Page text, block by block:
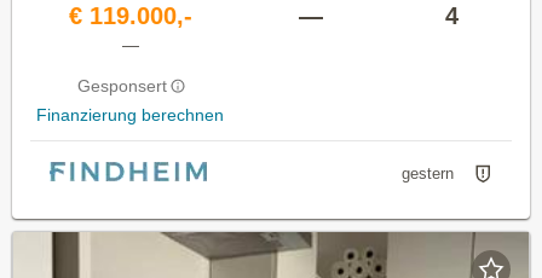
€ 119.000,-
—
Gesponsert
Finanzierung berechnen
— 4
gestern